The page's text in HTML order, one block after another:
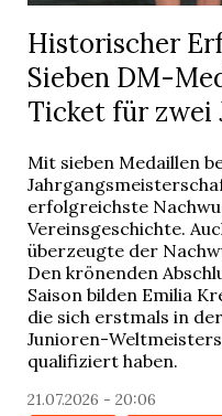
Historischer
Sieben DM-
Ticket für zwei
Mit sieben Medaillen
erfolgreichste
Vereinsgeschichte.
überzeugte der
Den krönenden
Saison bilden Emilia
die sich erstmals in
Junioren-
qualifiziert haben.
21.07.2026 - 20:06